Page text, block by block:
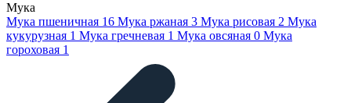
Мука
Мука пшеничная 16 Мука ржаная 3 Мука рисовая 2 Мука
кукурузная 1 Мука гречневая 1 Мука овсяная 0 Мука
гороховая 1